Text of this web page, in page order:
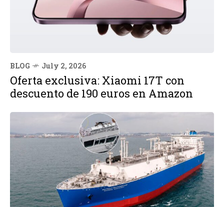
BLOG July 2, 2026
Oferta exclusiva: Xiaomi 17T con
descuento de 190 euros en Amazon